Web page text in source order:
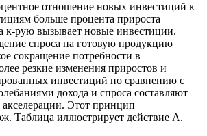
отношение новых инвестиций к
больше процента прироста
к-рую вызывает новые инвестиции.
спроса на готовую продукцию
сокращение потребности в
резкие изменения приростов и
инвестиций по сравнению с
дохода и спроса составляют
Этот принцип
Таблица иллюстрирует действие А.